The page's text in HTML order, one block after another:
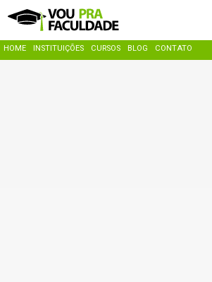
HOME INSTITUIÇÕES CURSOS BLOG CONTATO